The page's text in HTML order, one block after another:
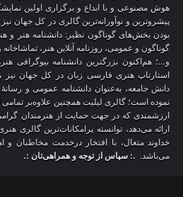
هوش مصنوعی و با ابداع و برگزاری اولین
پیشروترین و نوآورانه‌ترین گالری در کل جهان
بودن بخش‌های گوناگون نظیر: دانشنامه هنر و
گوناگون و عمومی، روزنامه آنلاین هنر،
و…؛ هم‌اکنون بزرگترین دانشنامه بیوگرافی
استارتاپ هنری فارسی زبان در کل جهان
دانش جامعه، به‌عنوان دانشنامه عمومی و
نموده است؛ گالری لیلیت همچنین علاوه‌بر تمامی
ارزشمندی که در جهت حمایت از هنرمندان
ارائه می‌دهد، توانسته پرامکانات‌ترین گالری
خداوند متعال، با افتخار درخدمت مخاطبان
می‌باشد. .: سپاس از توجه و همراهی‌تان :.